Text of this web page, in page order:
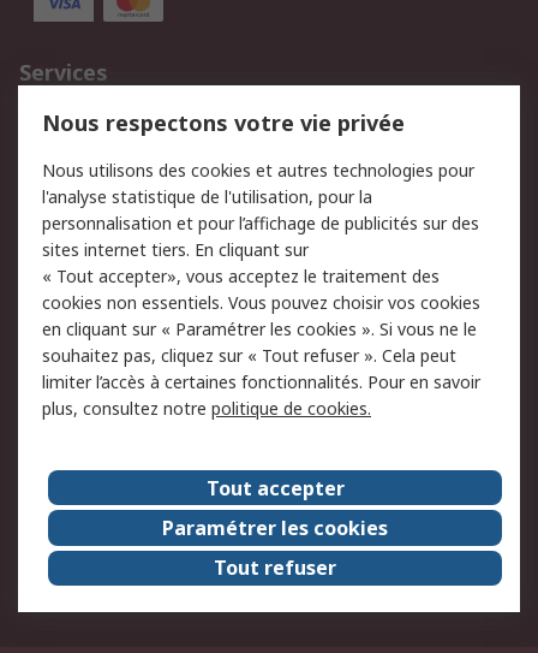
Services
750.000 produits
2.500 marques
Retours
Support technique
Track & trace
Legal
Politique de cookies
Sécurité des e-mails
Politique de protection
des données - Mise à
jour
Conditions générales
de vente
A propos de RS
Le groupe RS Group
A propos de RS
RS dans le monde
Travaillez chez RS
ESG
Nous respectons votre vie privée
Nous utilisons des cookies et autres technologies pour
l'analyse statistique de l'utilisation, pour la
personnalisation et pour l’affichage de publicités sur des
sites internet tiers. En cliquant sur
« Tout accepter», vous acceptez le traitement des
cookies non essentiels. Vous pouvez choisir vos cookies
en cliquant sur « Paramétrer les cookies ». Si vous ne le
souhaitez pas, cliquez sur « Tout refuser ». Cela peut
limiter l’accès à certaines fonctionnalités. Pour en savoir
plus, consultez notre politique de cookies.
Tout accepter
Paramétrer les cookies
Tout refuser